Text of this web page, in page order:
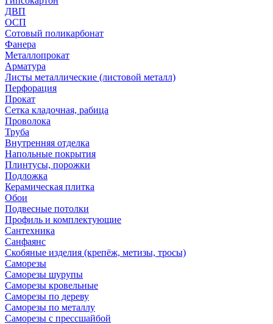
ДВП
ОСП
Сотовый поликарбонат
Фанера
Металлопрокат
Арматура
Листы металлические (листовой металл)
Перфорация
Прокат
Сетка кладочная, рабица
Проволока
Труба
Внутренняя отделка
Напольные покрытия
Плинтусы, порожки
Подложка
Керамическая плитка
Обои
Подвесные потолки
Профиль и комплектующие
Сантехника
Санфаянс
Скобяные изделия (крепёж, метизы, тросы)
Саморезы
Саморезы шурупы
Саморезы кровельные
Саморезы по дереву
Саморезы по металлу
Саморезы с прессшайбой